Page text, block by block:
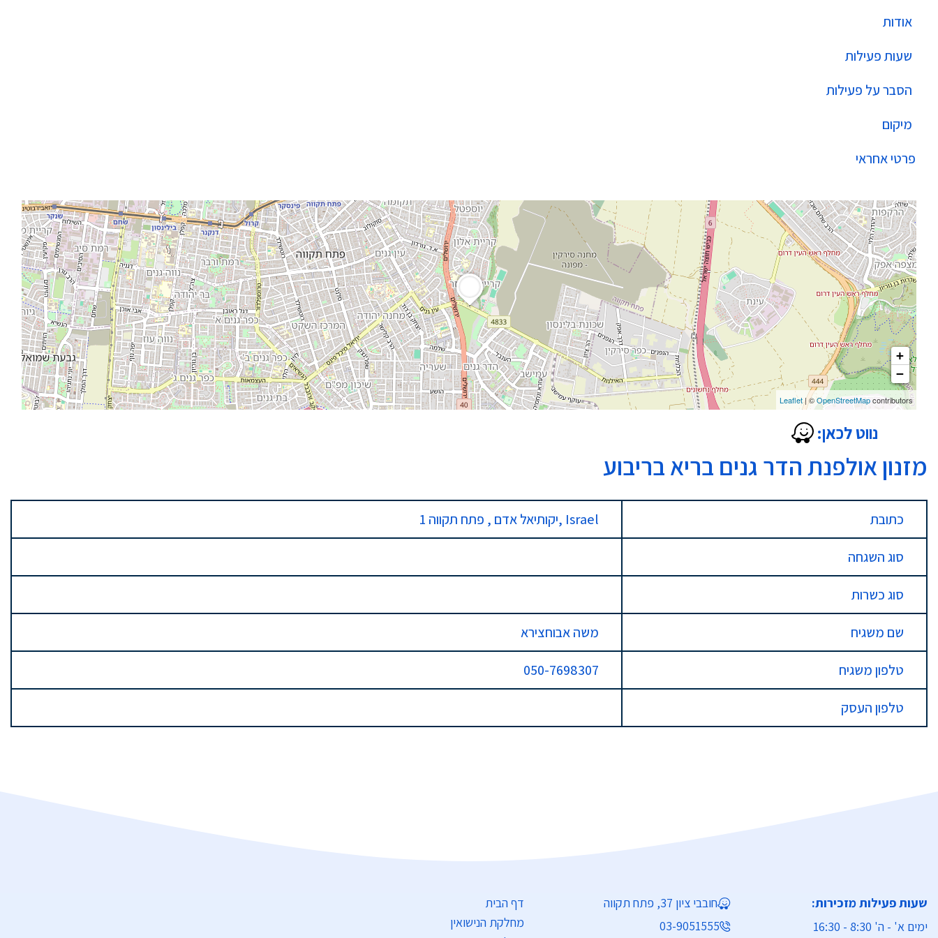
אודות
שעות פעילות
הסבר על פעילות
מיקום
פרטי אחראי
+
−
Leaflet| ©OpenStreetMapcontributors
נווט לכאן:
מזנון אולפנת הדר גנים בריא בריבוע
כתובת 1 יקותיאל אדם , פתח תקווה, Israel
סוג השגחה
סוג כשרות
שם משגיח משה אבוחצירא
טלפון משגיח 050-7698307
טלפון העסק
דף הבית
מחלקת הנישואין
חובבי ציון 37, פתח תקווה
03-9051555
שעות פעילות מזכירות:
ימים א' - ה' 8:30 - 16:30